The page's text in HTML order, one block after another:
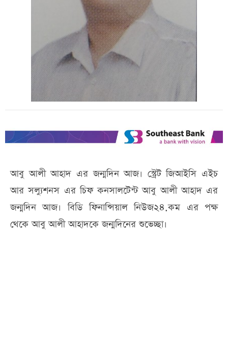
আবু আলী আহাদ এর জন্মদিন আজ। স্ট্রেট জিআইসি এইচ
আর সল্যুশনস এর চিফ কনসালটেন্ট আবু আলী আহাদ এর
জন্মদিন আজ। বিডি ফিনান্সিয়াল নিউজ২৪.কম এর পক্ষ
থেকে আবু আলী আহাদকে জন্মদিনের শুভেচ্ছা।